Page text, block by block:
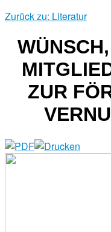
Zurück zu: Literatur
ZUR